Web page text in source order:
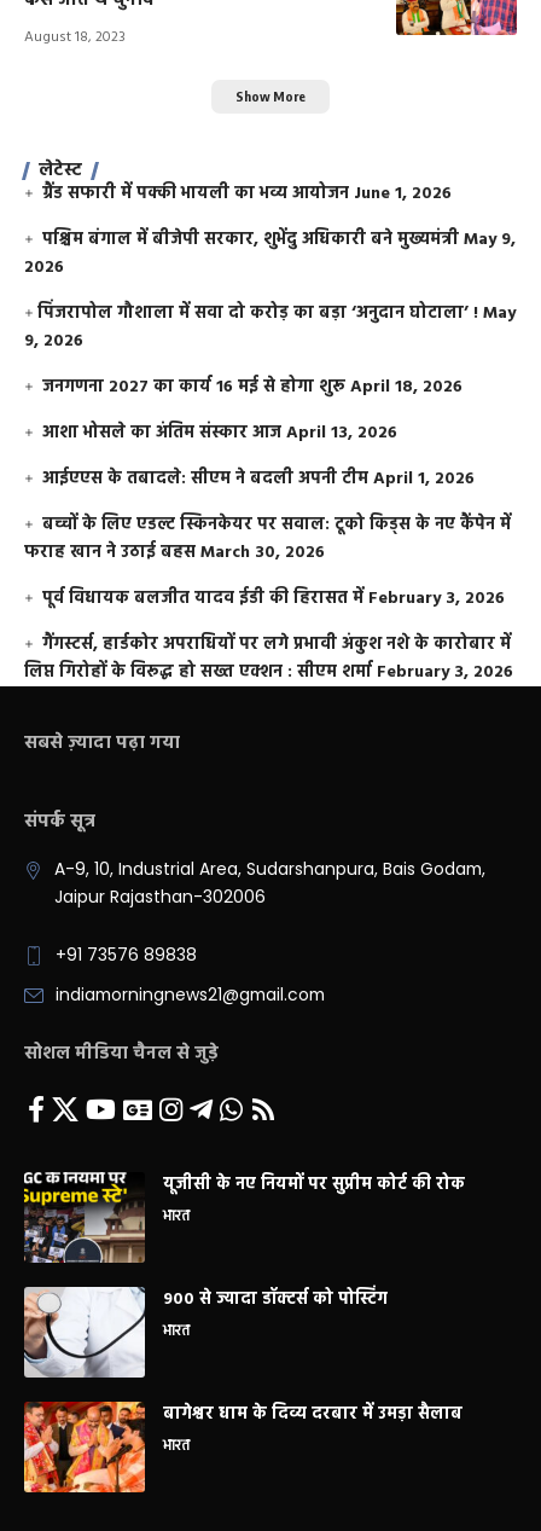
August 18, 2023
Show More
लेटेस्ट
ग्रैंड सफारी में पक्की भायली का भव्य आयोजन June 1, 2026
पश्चिम बंगाल में बीजेपी सरकार, शुभेंदु अधिकारी बने मुख्यमंत्रीMay 9,
2026
​पिंजरापोल गौशाला में सवा दो करोड़ का बड़ा ‘अनुदान घोटाला’ !May
9, 2026
जनगणना 2027 का कार्य 16 मई से होगा शुरूApril 18, 2026
आशा भोसले का अंतिम संस्कार आजApril 13, 2026
आईएएस के तबादले: सीएम ने बदली अपनी टीमApril 1, 2026
बच्चों के लिए एडल्ट स्किनकेयर पर सवाल: टूको किड्स के नए कैंपेन में
फराह खान ने उठाई बहसMarch 30, 2026
पूर्व विधायक बलजीत यादव ईडी की हिरासत में February 3, 2026
गैंगस्टर्स, हार्डकोर अपराधियों पर लगे प्रभावी अंकुश नशे के कारोबार में
लिप्त गिरोहों के विरूद्ध हो सख्त एक्शन : सीएम शर्मा February 3, 2026
सबसे ज़्यादा पढ़ा गया
संपर्क सूत्र
A-9, 10, Industrial Area, Sudarshanpura, Bais Godam,
Jaipur Rajasthan-302006
+91 73576 89838
indiamorningnews21@gmail.com
सोशल मीडिया चैनल से जुड़े
यूजीसी के नए नियमों पर सुप्रीम कोर्ट की रोक
भारत
900 से ज्यादा डॉक्टर्स को पोस्टिंग
भारत
बागेश्वर धाम के दिव्य दरबार में उमड़ा सैलाब
भारत